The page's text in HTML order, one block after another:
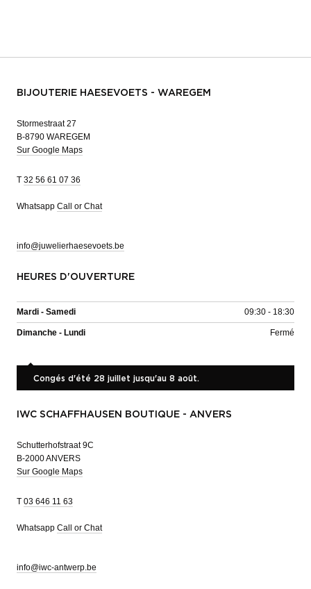
BIJOUTERIE HAESEVOETS - WAREGEM
Stormestraat 27
B-8790 WAREGEM
Sur Google Maps
T 32 56 61 07 36
Whatsapp Call or Chat
info@juwelierhaesevoets.be
HEURES D'OUVERTURE
Mardi - Samedi 09:30 - 18:30
Dimanche - Lundi Fermé
Congés d'été 28 juillet jusqu'au 8 août.
IWC SCHAFFHAUSEN BOUTIQUE - ANVERS
Schutterhofstraat 9C
B-2000 ANVERS
Sur Google Maps
T 03 646 11 63
Whatsapp Call or Chat
info@iwc-antwerp.be